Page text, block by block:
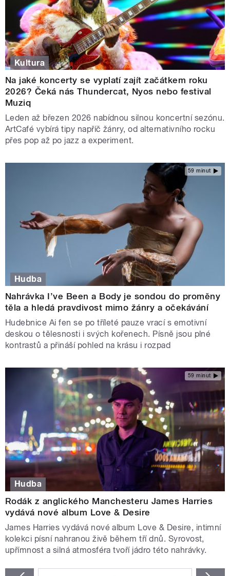
Kultura
Na jaké koncerty se vyplatí zajít začátkem roku
2026? Čeká nás Thundercat, Nyos nebo festival
Muziq
Leden až březen 2026 nabídnou silnou koncertní sezónu.
ArtCafé vybírá tipy napříč žánry, od alternativního rocku
přes pop až po jazz a experiment.
59 minut
Hudba
Nahrávka I’ve Been a Body je sondou do proměny
těla a hledá pravdivost mimo žánry a očekávání
Hudebnice Ai fen se po tříleté pauze vrací s emotivní
deskou o tělesnosti i svých kořenech. Písně jsou plné
kontrastů a přináší pohled na krásu i rozpad
59 minut
Hudba
Rodák z anglického Manchesteru James Harries
vydává nové album Love & Desire
James Harries vydává nové album Love & Desire, intimní
kolekci písní nahranou živě během tří dnů. Syrovost,
upřímnost a silná atmosféra tvoří jádro této nahrávky.